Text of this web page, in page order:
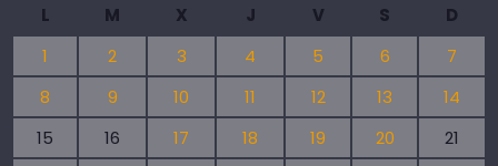
L M X J V S
D
1
2 3 4 5 6
7
8
9 10 11 12 13
14
15
16 17 18 19 20
21